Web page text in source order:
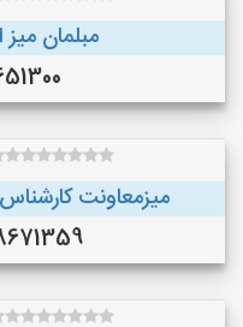
مبلمان
میزمعاونت کارشناس